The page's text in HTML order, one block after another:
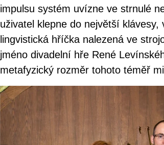
impulsu systém uvízne ve strnulé
uživatel klepne do největší
lingvistická hříčka nalezená ve
jméno divadelní hře René
metafyzický rozměr tohoto téměř